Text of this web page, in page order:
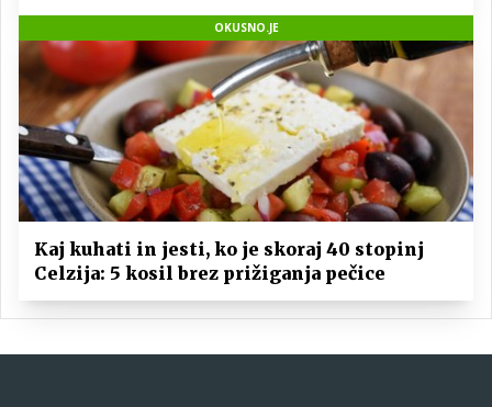
OKUSNO.JE
Kaj kuhati in jesti, ko je skoraj 40 stopinj
Celzija: 5 kosil brez prižiganja pečice